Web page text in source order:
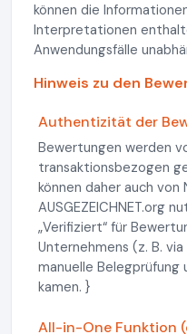
können die
Interpretationen
Anwendungsfälle
Hinweis zu den
Authentizität der
Bewertungen werden
transaktionsbezogen
können daher auch
AUSGEZEICHNET.org
„Verifiziert“ für
Unternehmens (z. B.
manuelle Belegprüfung
kamen. }
All-in-One Funktion